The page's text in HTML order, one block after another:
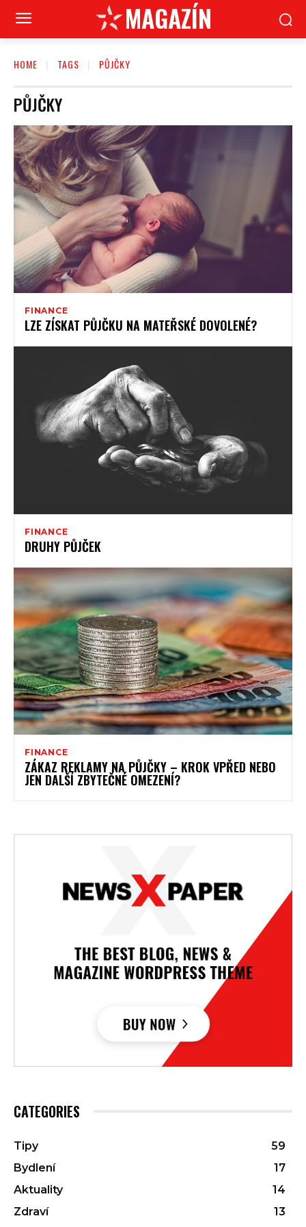
MAGAZÍN
HOME TAGS PŮJČKY
PŮJČKY
FINANCE
LZE ZÍSKAT PŮJČKU NA MATEŘSKÉ DOVOLENÉ?
FINANCE
DRUHY PŮJČEK
FINANCE
ZÁKAZ REKLAMY NA PŮJČKY – KROK VPŘED NEBO
JEN DALŠÍ ZBYTEČNÉ OMEZENÍ?
CATEGORIES
Tipy
59
Bydlení
17
Aktuality
14
Zdraví
13